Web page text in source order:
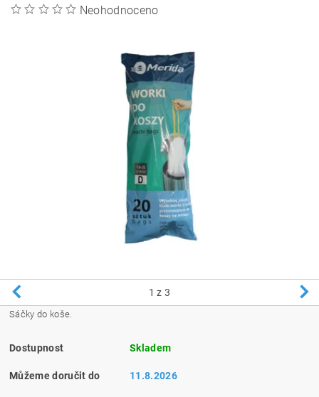
Neohodnoceno
1 z 3
Sáčky do koše.
Dostupnost Skladem
Můžeme doručit do 11.8.2026